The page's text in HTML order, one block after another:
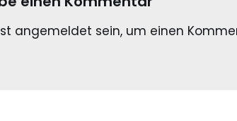
angemeldet sein, um einen